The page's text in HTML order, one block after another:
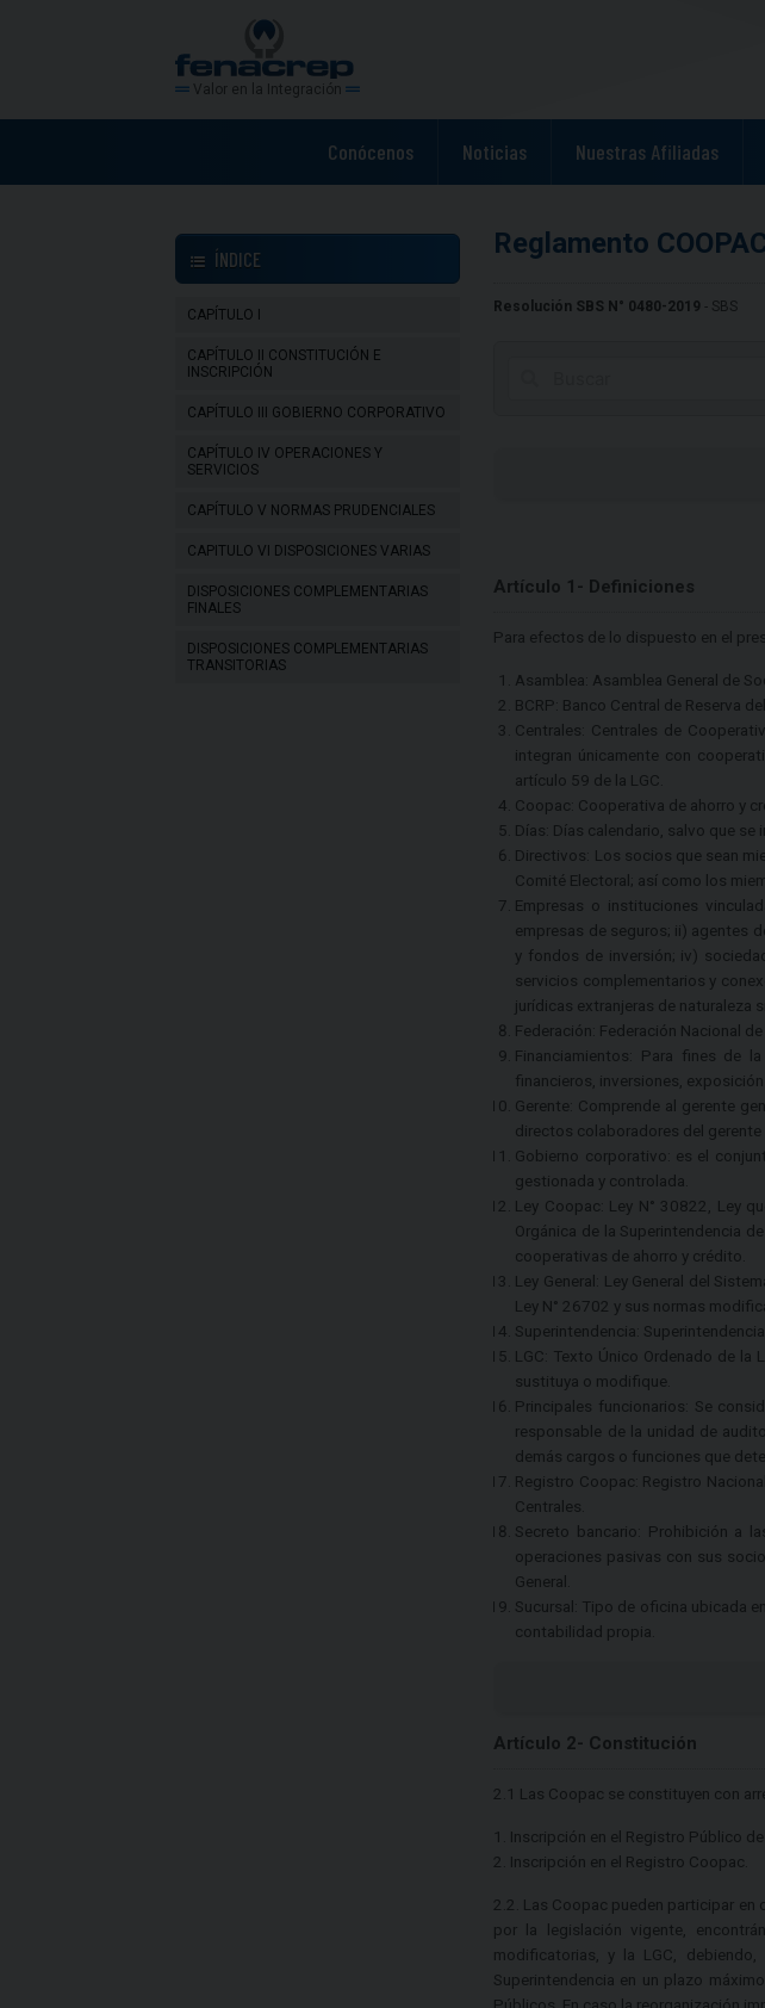
Valor en la Integración
Conócenos Noticias Nuestras Afiliadas
ÍNDICE
CAPÍTULO I
CAPÍTULO II CONSTITUCIÓN E
INSCRIPCIÓN
CAPÍTULO III GOBIERNO CORPORATIVO
CAPÍTULO IV OPERACIONES Y
SERVICIOS
CAPÍTULO V NORMAS PRUDENCIALES
CAPITULO VI DISPOSICIONES VARIAS
DISPOSICIONES COMPLEMENTARIAS
FINALES
DISPOSICIONES COMPLEMENTARIAS
TRANSITORIAS
Reglamento
Resolución SBS N° 0480-2019 - SBS
Artículo 1- Definiciones
Para efectos de lo dispuesto en el
Asamblea: Asamblea General de
BCRP: Banco Central de Reserva
Centrales: Centrales de
integran únicamente con
artículo 59 de la LGC.
Coopac: Cooperativa de ahorro y
Días: Días calendario, salvo que se
Directivos: Los socios que sean
Comité Electoral; así como los
Empresas o instituciones
empresas de seguros; ii) agentes
y fondos de inversión; iv)
servicios complementarios y
jurídicas extranjeras de naturaleza
Federación: Federación Nacional
Financiamientos: Para fines de
financieros, inversiones,
Gerente: Comprende al gerente
directos colaboradores del gerente
Gobierno corporativo: es el
gestionada y controlada.
Ley Coopac: Ley N° 30822, Ley
Orgánica de la Superintendencia
cooperativas de ahorro y crédito.
Ley General: Ley General del
Ley N° 26702 y sus normas
Superintendencia:
LGC: Texto Único Ordenado de la
sustituya o modifique.
Principales funcionarios: Se
responsable de la unidad de
demás cargos o funciones que
Registro Coopac: Registro
Centrales.
Secreto bancario: Prohibición a
operaciones pasivas con sus
General.
Sucursal: Tipo de oficina ubicada
contabilidad propia.
Artículo 2- Constitución
2.1 Las Coopac se constituyen con
1. Inscripción en el Registro Público
2. Inscripción en el Registro Coopac.
2.2. Las Coopac pueden participar
por la legislación vigente,
modificatorias, y la LGC,
Superintendencia en un plazo